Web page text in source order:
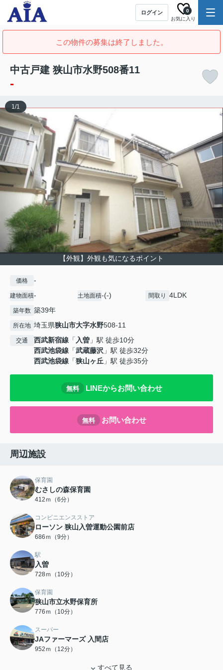
ログイン
お気に入り
0
この物件の募集は終了しました。
中古戸建 狭山市水野508番11
-
【外観】外観も気になるポイント
1/1
価格 -
建物面積- 土地面積-(-) 間取り 4LDK
築年数 築39年
所在地 埼玉県狭山市大字水野508-11
交通 西武新宿線 「入曽 」駅 徒歩10分
西武池袋線 「武蔵藤沢 」駅 徒歩32分
西武池袋線 「狭山ヶ丘 」駅 徒歩35分
無料 LINEからお問い合わせ
無料 お問い合わせ
周辺施設
保育園
むさしの森保育園
412ｍ（6分）
コンビニエンスストア
ローソン 狭山入曽運動公園前店
686ｍ（9分）
駅
入曽
728ｍ（10分）
保育園
狭山市立水野保育所
776ｍ（10分）
スーパー
JAファーマーズ 入間店
952ｍ（12分）
すべて見る